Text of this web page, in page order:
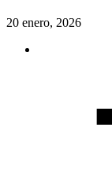
20 enero, 2026